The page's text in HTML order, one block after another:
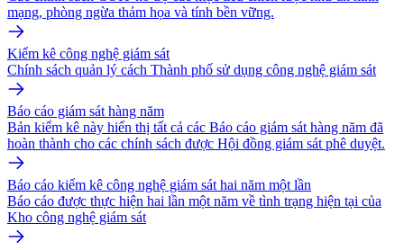
mạng, phòng ngừa thảm họa và tính bền vững.
Kiểm kê công nghệ giám sát
Chính sách quản lý cách Thành phố sử dụng công nghệ giám sát
Báo cáo giám sát hàng năm
Bản kiểm kê này hiển thị tất cả các Báo cáo giám sát hàng năm đã
hoàn thành cho các chính sách được Hội đồng giám sát phê duyệt.
Báo cáo kiểm kê công nghệ giám sát hai năm một lần
Báo cáo được thực hiện hai lần một năm về tình trạng hiện tại của
Kho công nghệ giám sát